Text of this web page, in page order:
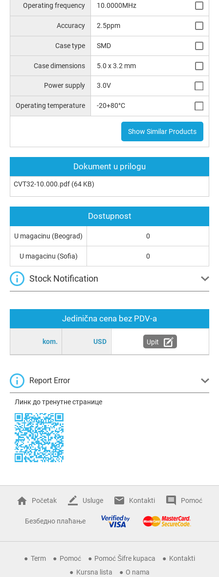
Operating frequency 10.0000MHz
Accuracy 2.5ppm
Case type SMD
Case dimensions 5.0 x 3.2 mm
Power supply 3.0V
Operating temperature -20+80°C
Show Similar Products
Dokument u prilogu
CVT32-10.000.pdf (64 KB)
Jedinična cena bez PDV-a
kom. USD Upit
Report Error
Линк до тренутне странице
Dostupnost
U magacinu (Beograd) 0
U magacinu (Sofia) 0
Stock Notification
Početak Usluge Kontakti Pomoć
Безбедно плаћање
Term Pomoć Pomoć Šifre kupaca
Kontakti
Kursna lista
O nama